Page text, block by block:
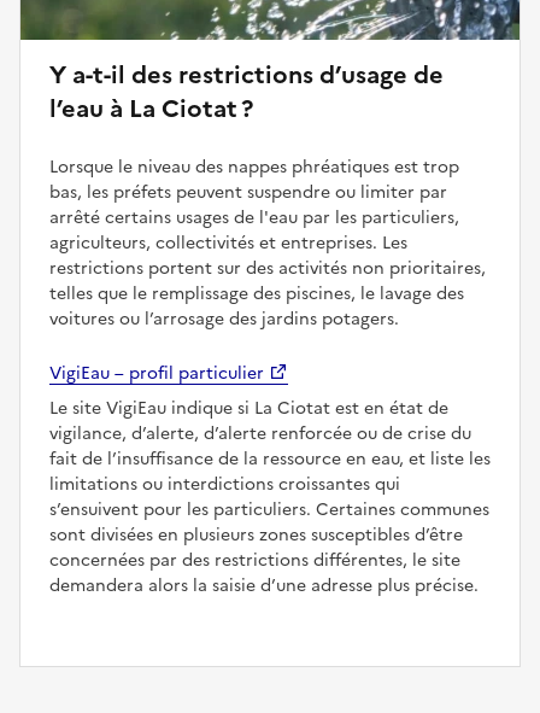
Y a-t-il des restrictions d’usage de
l’eau à La Ciotat ?
Lorsque le niveau des nappes phréatiques est trop
bas, les préfets peuvent suspendre ou limiter par
arrêté certains usages de l'eau par les particuliers,
agriculteurs, collectivités et entreprises. Les
restrictions portent sur des activités non prioritaires,
telles que le remplissage des piscines, le lavage des
voitures ou l’arrosage des jardins potagers.
VigiEau – profil particulier
Le site VigiEau indique si La Ciotat est en état de
vigilance, d’alerte, d’alerte renforcée ou de crise du
fait de l’insuffisance de la ressource en eau, et liste les
limitations ou interdictions croissantes qui
s’ensuivent pour les particuliers. Certaines communes
sont divisées en plusieurs zones susceptibles d’être
concernées par des restrictions différentes, le site
demandera alors la saisie d’une adresse plus précise.